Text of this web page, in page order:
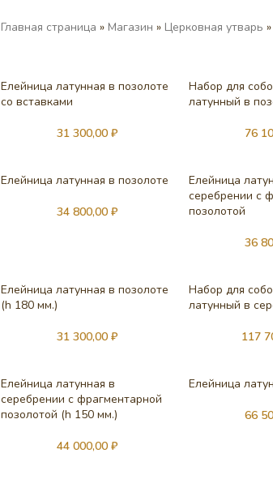
Главная страница » Магазин » Церковная утварь »
Елейница латунная в позолоте
со вставками
31 300,00 ₽
Набор для
латунный в
76
Елейница латунная в позолоте
34 800,00 ₽
Елейница
серебрении с
позолотой
36
Елейница латунная в позолоте
(h 180 мм.)
31 300,00 ₽
Набор для
латунный в
117
Елейница латунная в
серебрении с фрагментарной
позолотой (h 150 мм.)
44 000,00 ₽
Елейница
66